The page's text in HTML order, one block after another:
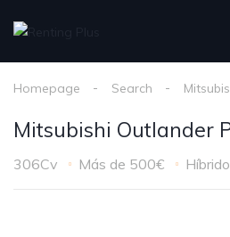
Homepage Search
Mitsubishi Outlander
306Cv Más de 500€